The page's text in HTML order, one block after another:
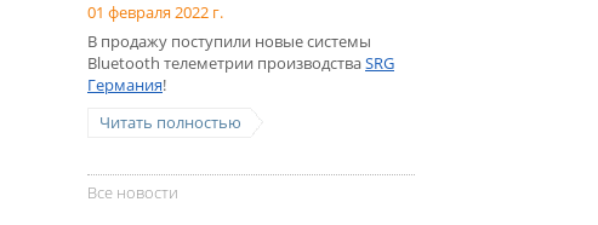
01 февраля 2022 г.
В продажу поступили новые системы
Bluetooth телеметрии производстваSRG
Германия!
Читать полностью
Все новости